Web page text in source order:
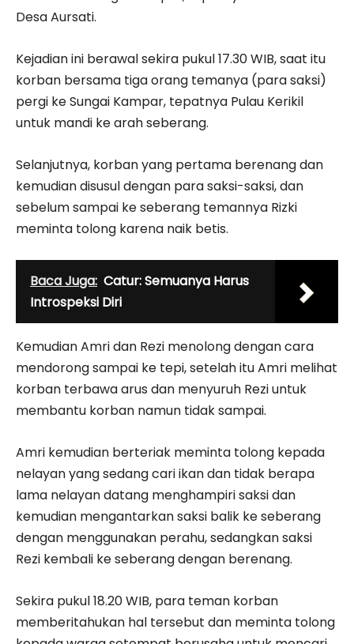
Desa Aursati.
Kejadian ini berawal sekira pukul 17.30 WIB, saat itu
korban bersama tiga orang temanya (para saksi)
pergi ke Sungai Kampar, tepatnya Pulau Kerikil
untuk mandi ke arah seberang.
Selanjutnya, korban yang pertama berenang dan
kemudian disusul dengan para saksi-saksi, dan
sebelum sampai ke seberang temannya Rizki
meminta tolong karena naik betis.
Baca Juga: Catur: Semuanya Harus
Introspeksi Diri
Kemudian Amri dan Rezi menolong dengan cara
mendorong sampai ke tepi, setelah itu Amri melihat
korban terbawa arus dan menyuruh Rezi untuk
membantu korban namun tidak sampai.
Amri kemudian berteriak meminta tolong kepada
nelayan yang sedang cari ikan dan tidak berapa
lama nelayan datang menghampiri saksi dan
kemudian mengantarkan saksi balik ke seberang
dengan menggunakan perahu, sedangkan saksi
Rezi kembali ke seberang dengan berenang.
Sekira pukul 18.20 WIB, para teman korban
memberitahukan hal tersebut dan meminta tolong